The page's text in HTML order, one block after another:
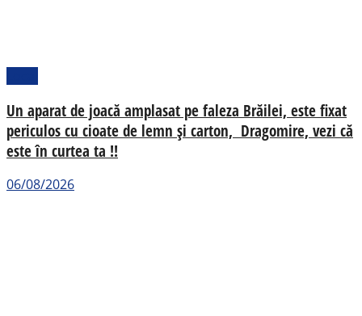
Un aparat de joacă amplasat pe faleza Brăilei, este fixat
periculos cu cioate de lemn și carton, Dragomire, vezi că
este în curtea ta !!
06/08/2026